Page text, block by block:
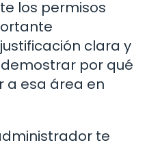
los permisos
clara y
por qué
a esa área en
te